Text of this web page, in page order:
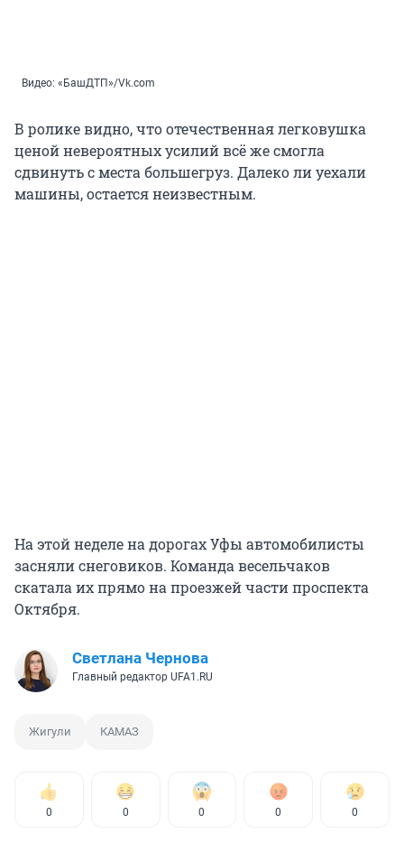
Видео: «БашДТП»/Vk.com
В ролике видно, что отечественная легковушка
ценой невероятных усилий всё же смогла
сдвинуть с места большегруз. Далеко ли уехали
машины, остается неизвестным.
На этой неделе на дорогах Уфы автомобилисты
засняли снеговиков. Команда весельчаков
скатала их прямо на проезжей части проспекта
Октября.
Светлана Чернова
Главный редактор UFA1.RU
Жигули КАМАЗ
0 0 0 0 0